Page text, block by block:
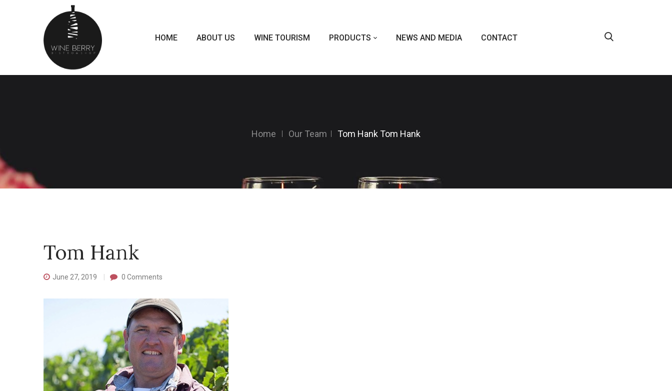
HOME ABOUT US WINE TOURISM PRODUCTS NEWS AND MEDIA CONTACT
Home Our Team Tom HankTom Hank
Tom Hank
June 27, 2019 0 Comments